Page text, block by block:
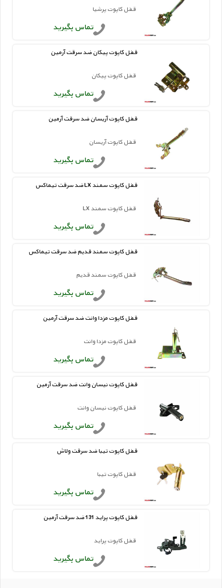
قفل کاپوت پرشیا
تماس بگیرید
قفل کاپوت پیکان ضد سرقت آرمین
قفل کاپوت پیکان
تماس بگیرید
قفل کاپوت آریسان ضد سرقت آرمین
قفل کاپوت آریسان
تماس بگیرید
قفل کاپوت سمند LX ضد سرقت تیماکس
قفل کاپوت سمند LX
تماس بگیرید
قفل کاپوت سمند قدیم ضد سرقت تیماکس
قفل کاپوت سمند قدیم
تماس بگیرید
قفل کاپوت مزدا وانت ضد سرقت آرمین
قفل کاپوت مزدا وانت
تماس بگیرید
قفل کاپوت نیسان وانت ضد سرقت آرمین
قفل کاپوت نیسان وانت
تماس بگیرید
قفل کاپوت تیبا ضد سرقت ولاش
قفل کاپوت تیبا
تماس بگیرید
قفل کاپوت پراید 131 ضد سرقت آرمین
قفل کاپوت پراید
تماس بگیرید